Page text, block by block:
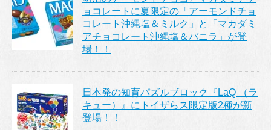
ョコレートに夏限定の「アーモンドチョ
コレート沖縄塩＆ミルク」と「マカダミ
アチョコレート沖縄塩＆バニラ」が登
場！！
日本発の知育パズルブロック『LaQ （ラ
キュー）』にトイザらス限定版2種が新
登場！！